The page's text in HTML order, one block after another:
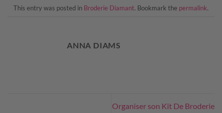
This entry was posted in Broderie Diamant. Bookmark the permalink.
ANNA DIAMS
Organiser son Kit De Broderie